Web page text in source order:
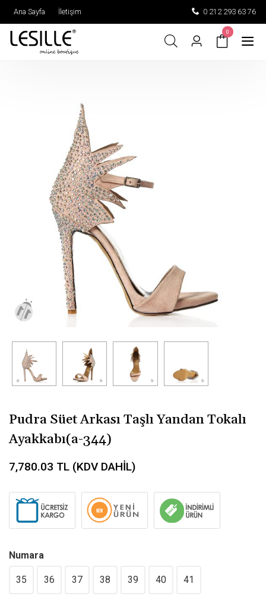
Ana Sayfa İletişim 0 212 293 63 76
0
Pudra Süet Arkası Taşlı Yandan Tokalı
Ayakkabı(a-344)
7,780.03 TL (KDV DAHİL)
Numara
35 36 37 38 39 40 41